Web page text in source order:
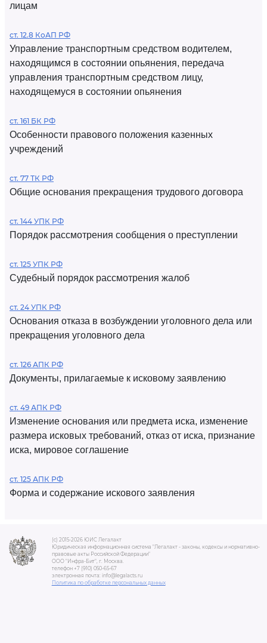
лицам
ст. 12.8 КоАП РФ
Управление транспортным средством водителем,
находящимся в состоянии опьянения, передача
управления транспортным средством лицу,
находящемуся в состоянии опьянения
ст. 161 БК РФ
Особенности правового положения казенных
учреждений
ст. 77 ТК РФ
Общие основания прекращения трудового договора
ст. 144 УПК РФ
Порядок рассмотрения сообщения о преступлении
ст. 125 УПК РФ
Судебный порядок рассмотрения жалоб
ст. 24 УПК РФ
Основания отказа в возбуждении уголовного дела или
прекращения уголовного дела
ст. 126 АПК РФ
Документы, прилагаемые к исковому заявлению
ст. 49 АПК РФ
Изменение основания или предмета иска, изменение
размера исковых требований, отказ от иска, признание
иска, мировое соглашение
ст. 125 АПК РФ
Форма и содержание искового заявления
(c) 2015-2026 ЮИС Легалакт
Юридическая информационная система "Легалакт - законы, кодексы и нормативно-
правовые акты Российской Федерации"
ООО "Инфра-Бит", г. Москва.
телефон +7 (910) 050-65-67
электронная почта: info@legalacts.ru
Политика по обработке персональных данных